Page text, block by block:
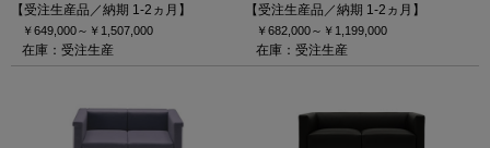
【受注生産品／納期 1-2ヵ月】
￥649,000～ ￥1,507,000
在庫：受注生産
【受注生産品／納期 1-2ヵ月】
￥682,000～ ￥1,199,000
在庫：受注生産